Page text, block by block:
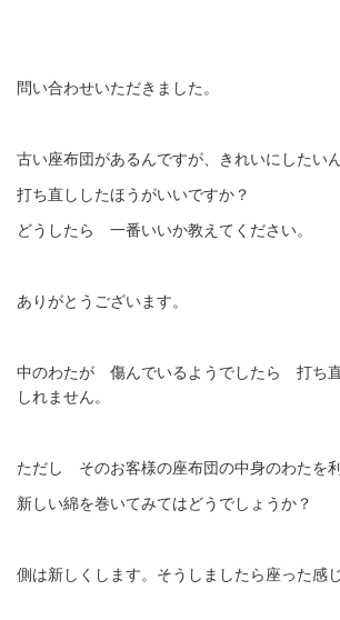
問い合わせいただきました。
古い座布団があるんですが、きれいにしたい
打ち直ししたほうがいいですか？
どうしたら 一番いいか教えてください。
ありがとうございます。
中のわたが 傷んでいるようでしたら 打ち
しれません。
ただし そのお客様の座布団の中身のわたを
新しい綿を巻いてみてはどうでしょうか？
側は新しくします。そうしましたら座った感